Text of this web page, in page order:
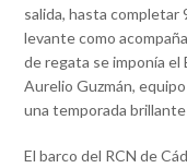
salida, hasta completar
levante como
de regata se imponía el
Aurelio Guzmán,
una temporada
El barco del RCN de